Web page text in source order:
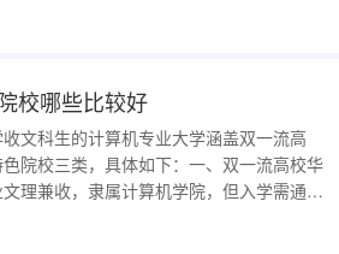
学全国排名第80名，同样在医学方面有较
校哪些比较好
文科生的计算机专业大学涵盖双一流高
院校三类，具体如下：一、双一流高校华
理兼收，隶属计算机学院，但入学需通过
础较好的文科生。清华大学：计算机科学